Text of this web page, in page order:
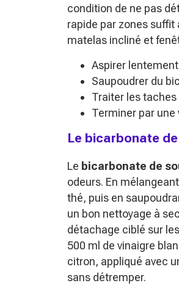
condition de ne pas
rapide par zones
matelas incliné et
Aspirer
Saupoudrer du
Traiter les
Terminer par
Le bicarbonate
Le bicarbonate de
odeurs. En
thé, puis en
un bon nettoyage à
détachage ciblé sur
500 ml de vinaigre
citron, appliqué avec
sans détremper.